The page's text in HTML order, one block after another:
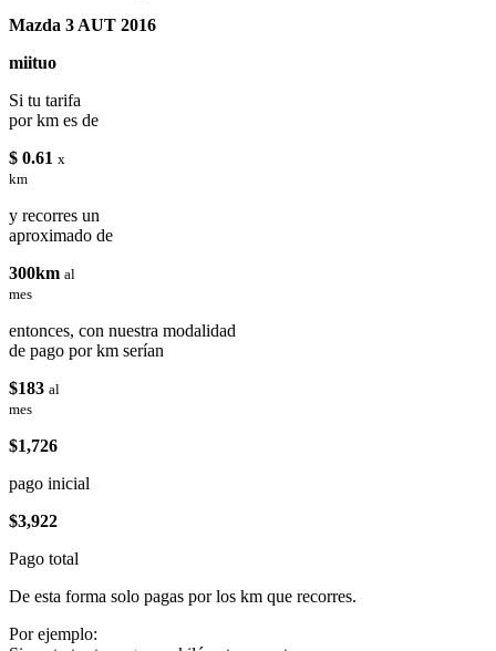
Mazda 3 AUT 2016
miituo
Si tu tarifa
por km es de
$ 0.61 x
km
y recorres un
aproximado de
300km al
mes
entonces, con nuestra modalidad
de pago por km serían
$183 al
mes
$1,726
pago inicial
$3,922
Pago total
De esta forma solo pagas por los km que recorres.
Por ejemplo: